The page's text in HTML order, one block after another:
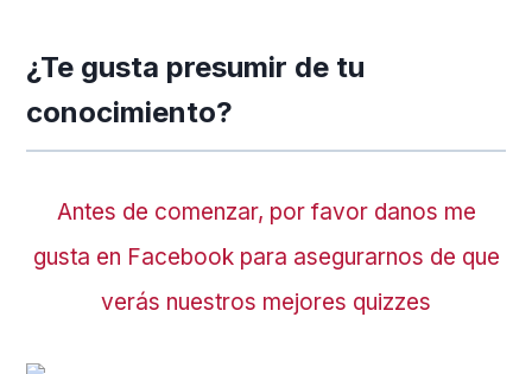
¿Te gusta presumir de tu
conocimiento?
Antes de comenzar, por favor danos me
gusta en Facebook para asegurarnos de que
verás nuestros mejores quizzes